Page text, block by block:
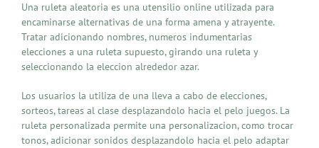
Una ruleta aleatoria es una utensilio online utilizada para
encaminarse alternativas de una forma amena y atrayente.
Tratar adicionando nombres, numeros indumentarias
elecciones a una ruleta supuesto, girando una ruleta y
seleccionando la eleccion alrededor azar.
Los usuarios la utiliza de una lleva a cabo de elecciones,
sorteos, tareas al clase desplazandolo hacia el pelo juegos. La
ruleta personalizada permite una personalizacion, como trocar
tonos, adicionar sonidos desplazandolo hacia el pelo adaptar